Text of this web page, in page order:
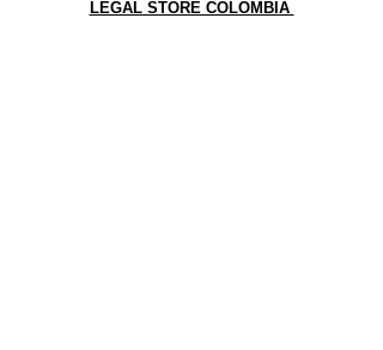
LEGAL STORE COLOMBIA